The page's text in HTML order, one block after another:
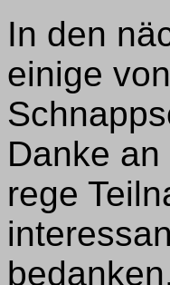
In den
einige
Danke
rege